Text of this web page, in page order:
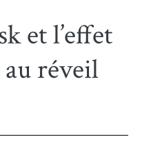
et l’effet
réveil